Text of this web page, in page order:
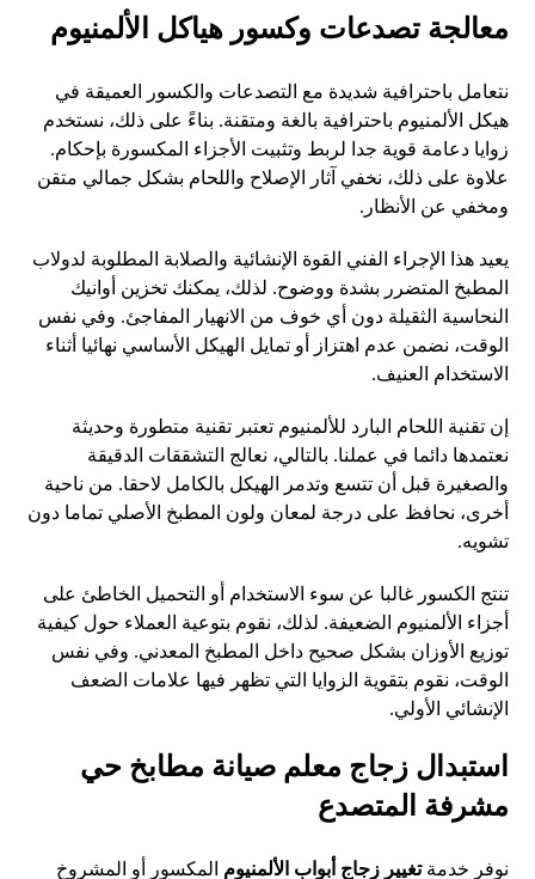
معالجة تصدعات وكسور هياكل الألمنيوم
نتعامل باحترافية شديدة مع التصدعات والكسور العميقة في
هيكل الألمنيوم باحترافية بالغة ومتقنة. بناءً على ذلك، نستخدم
زوايا دعامة قوية جدا لربط وتثبيت الأجزاء المكسورة بإحكام.
علاوة على ذلك، نخفي آثار الإصلاح واللحام بشكل جمالي متقن
ومخفي عن الأنظار.
يعيد هذا الإجراء الفني القوة الإنشائية والصلابة المطلوبة لدولاب
المطبخ المتضرر بشدة ووضوح. لذلك، يمكنك تخزين أوانيك
النحاسية الثقيلة دون أي خوف من الانهيار المفاجئ. وفي نفس
الوقت، نضمن عدم اهتزاز أو تمايل الهيكل الأساسي نهائيا أثناء
الاستخدام العنيف.
إن تقنية اللحام البارد للألمنيوم تعتبر تقنية متطورة وحديثة
نعتمدها دائما في عملنا. بالتالي، نعالج التشققات الدقيقة
والصغيرة قبل أن تتسع وتدمر الهيكل بالكامل لاحقا. من ناحية
أخرى، نحافظ على درجة لمعان ولون المطبخ الأصلي تماما دون
تشويه.
تنتج الكسور غالبا عن سوء الاستخدام أو التحميل الخاطئ على
أجزاء الألمنيوم الضعيفة. لذلك، نقوم بتوعية العملاء حول كيفية
توزيع الأوزان بشكل صحيح داخل المطبخ المعدني. وفي نفس
الوقت، نقوم بتقوية الزوايا التي تظهر فيها علامات الضعف
الإنشائي الأولي.
استبدال زجاج معلم صيانة مطابخ حي
مشرفة المتصدع
نوفر خدمةتغيير زجاج أبواب الألمنيوم المكسور أو المشروخ